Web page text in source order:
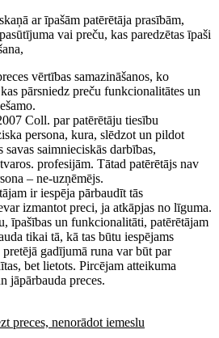
ar īpašām patērētāja prasībām,
vai preču, kas paredzētas īpaši
vērtības samazināšanos, ko
pārsniedz preču funkcionalitātes un
Coll. par patērētāju tiesību
persona, kura, slēdzot un pildot
saimnieciskās darbības,
profesijām. Tātad patērētājs nav
– ne-uzņēmējs.
ir iespēja pārbaudīt tās
izmantot preci, ja atkāpjas no līguma.
īpašības un funkcionalitāti, patērētājam
tikai tā, kā tas būtu iespējams
gadījumā runa var būt par
bet lietots. Pircējam atteikuma
jāpārbauda preces.
preces, nenorādot iemeslu